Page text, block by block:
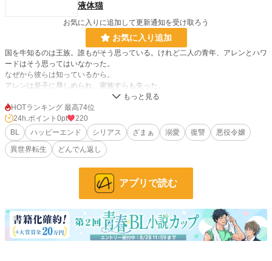
液体猫
お気に入りに追加して更新通知を受け取ろう
お気に入り追加
国を牛知るのは王族。誰もがそう思っている。けれど二人の青年、アレンとハワ
ードはそう思ってはいなかった。
なぜから彼らは知っているから。
アレンは皇子に辱しめられ、家族すらも失った。
ハワードはそんな彼を救えなかったことに苦しむこととなる。
そして次期国王となる皇子が女に現を抜かし、婚約者の令嬢をフッてしまった。
しかも婚約破棄された令嬢は有能で、皇子の代わりに政治的な仕事をこなしてい
たのだ。
それを知る二人は彼女の優秀さを失わないよう、そして自らの復讐とともに行動
に出る。
けれどそれは思わぬ方向へと進んでいき……真の黒幕へとたどり着くアレンとハ
ワード。二人は愛の力と腹黒さで、国に燻(くすぶ)る膿をたたきだす。
小説 228,955 位 / 228,955 件
HOTランキング 最高74位
24h.ポイント 0pt
220
BL
ハッピーエンド シリアス ざまぁ 溺愛 復讐
悪役令嬢
異世界転生
どんでん返し
アプリで読む